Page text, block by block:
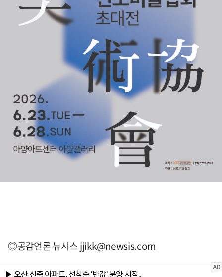
◎공감언론 뉴시스jjikk@newsis.com